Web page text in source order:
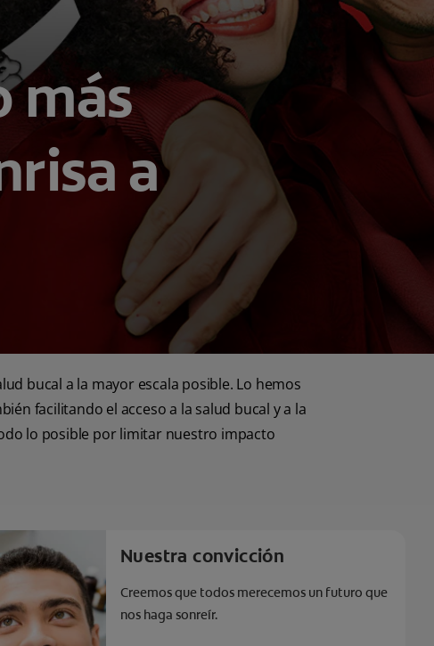
más
a
bucal a la mayor escala posible. Lo hemos
facilitando el acceso a la salud bucal y a la
lo posible por limitar nuestro impacto
Nuestra convicción
Creemos que todos merecemos un futuro que
nos haga sonreír.